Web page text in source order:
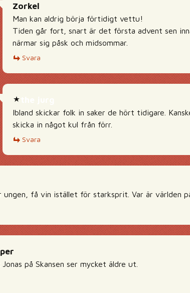
Zorkel
Man kan aldrig börja förtidigt vettu!
Tiden går fort, snart är det första advent sen
närmar sig påsk och midsommar.
Svara
Ibland skickar folk in saker de hört tidigare.
skicka in något kul från förr.
Svara
ungen, få vin istället för starksprit. Var är världen
på Skansen ser mycket äldre ut.